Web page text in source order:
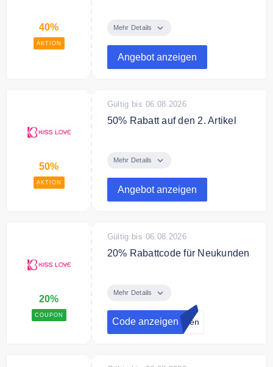
40%
AKTION
Mehr Details
Angebot anzeigen
50%
AKTION
Gültig bis 06.08.2026
50% Rabatt auf den 2. Artikel
Mehr Details
Angebot anzeigen
20%
COUPON
Gültig bis 06.08.2026
20% Rabattcode für Neukunden
Mehr Details
Code anzeigen eren